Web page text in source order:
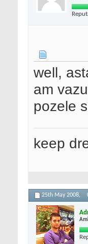
well,
am
pozele
keep
25th May 2008,